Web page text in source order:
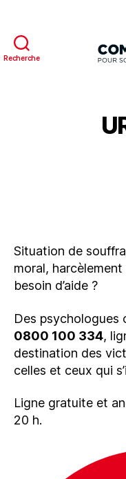
Recherche
Situation de
moral,
besoin d’aide ?
Des psychologues
0800 100 334,
destination des
celles et ceux qui
Ligne gratuite et
20 h.